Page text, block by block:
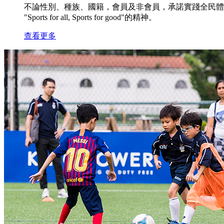
不論性別、種族、國籍，會員及非會員，承諾實踐全民
"Sports for all, Sports for good"的精神。
查看更多